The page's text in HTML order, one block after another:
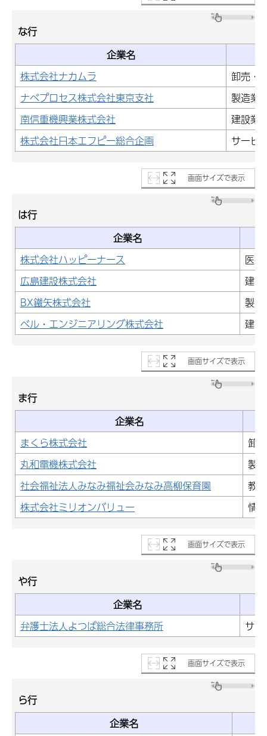
な行
企業名
株式会社ナカムラ
卸売・
ナベプロセス株式会社東京支社
製造業
南信重機興業株式会社
建設業
株式会社日本エフピー総合企画
サービ
画面サイズで表示
は行
企業名
株式会社ハッピーナース
医
広島建設株式会社
建設
BX鐵矢株式会社
製造
ベル・エンジニアリング株式会社
建設
画面サイズで表示
ま行
企業名
まくら株式会社
卸
丸和電機株式会社
製
社会福祉法人みなみ福祉会みなみ高柳保育園
教
株式会社ミリオンバリュー
情
画面サイズで表示
や行
企業名
弁護士法人よつば総合法律事務所
サ
画面サイズで表示
ら行
企業名